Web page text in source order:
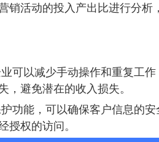
销活动的投入产出比进行分析
可以减少手动操作和重复工
，避免潜在的收入损失。
功能，可以确保客户信息的
授权的访问。